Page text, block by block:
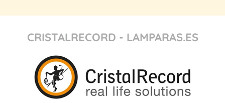
CRISTALRECORD - LAMPARAS.ES